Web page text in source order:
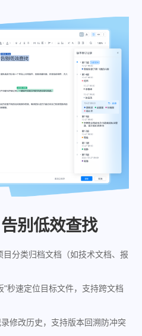
别低效查找​​
分类归档文档（如技术文档、报
"秒速定位目标文件，支持跨文档
修改历史，支持版本回溯防冲突